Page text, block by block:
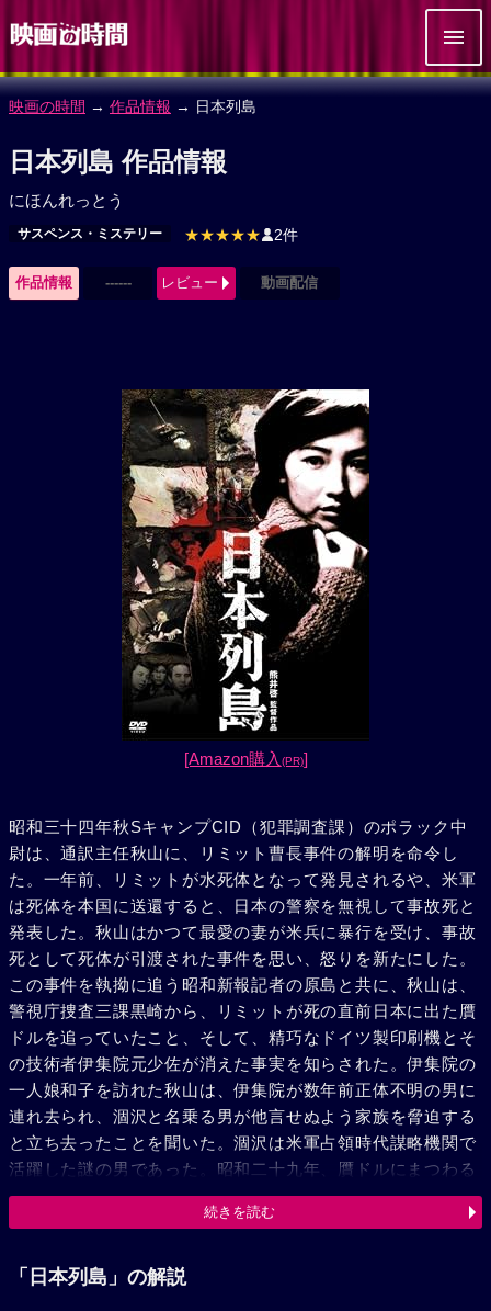
映画の時間 → 作品情報 → 日本列島
日本列島 作品情報
にほんれっとう
サスペンス・ミステリー ★★★★★ 2件
作品情報 ------ レビュー 動画配信
[Amazon購入 (PR)]
昭和三十四年秋SキャンプCID（犯罪調査課）のポラック中
尉は、通訳主任秋山に、リミット曹長事件の解明を命令し
た。一年前、リミットが水死体となって発見されるや、米軍
は死体を本国に送還すると、日本の警察を無視して事故死と
発表した。秋山はかつて最愛の妻が米兵に暴行を受け、事故
死として死体が引渡された事件を思い、怒りを新たにした。
この事件を執拗に追う昭和新報記者の原島と共に、秋山は、
警視庁捜査三課黒崎から、リミットが死の直前日本に出た贋
ドルを追っていたこと、そして、精巧なドイツ製印刷機とそ
の技術者伊集院元少佐が消えた事実を知らされた。伊集院の
一人娘和子を訪れた秋山は、伊集院が数年前正体不明の男に
連れ去られ、涸沢と名乗る男が他言せぬよう家族を脅迫する
と立ち去ったことを聞いた。涸沢は米軍占領時代謀略機関で
活躍した謎の男であった。昭和二十九年、贋ドルにまつわる
信交会事件に、当時検事として立ち会った弁護士日高は、滝
沢の部下佐々木の口から、サン・ピエール教会を根城とし
れた秋山、原島は、佐々木が滝沢にリミットが贋ドルを追及
続きを読む
「日本列島」の解説